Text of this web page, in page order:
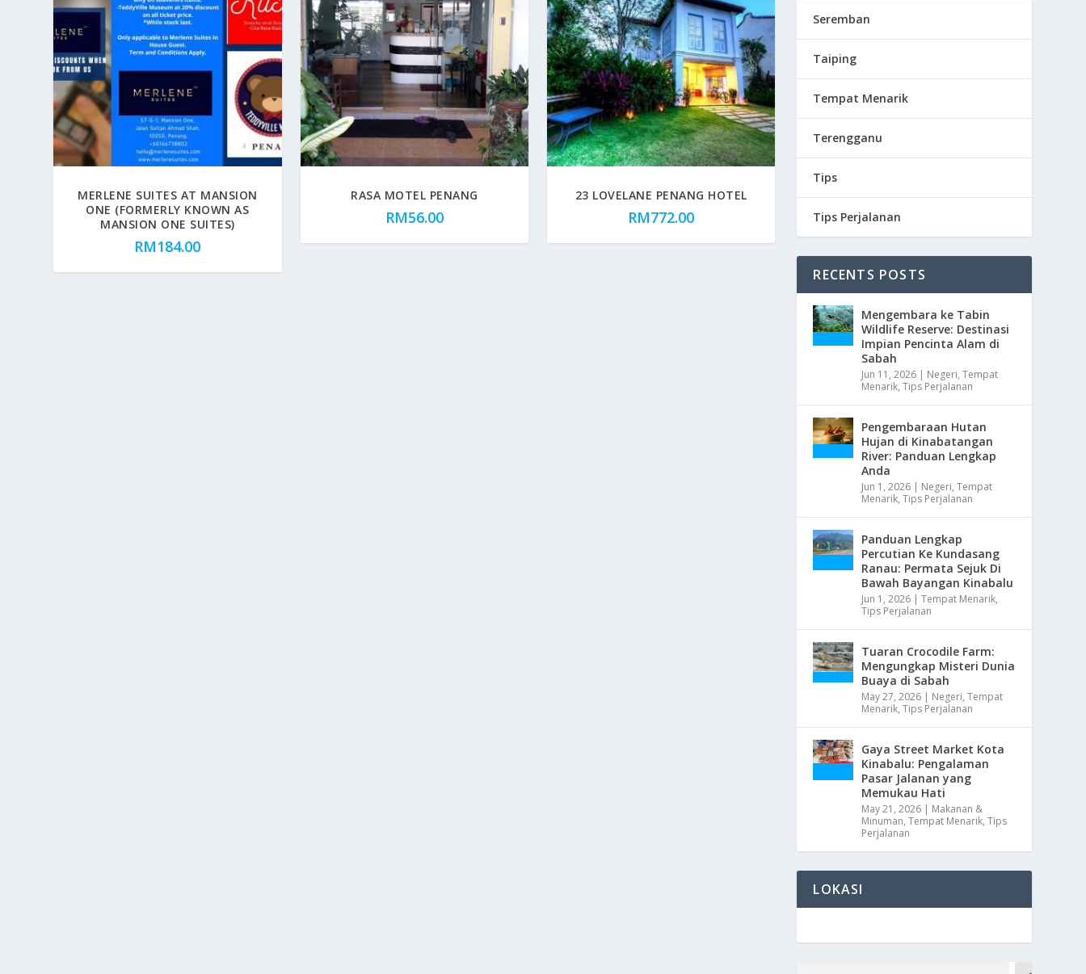
MERLENE SUITES AT MANSION
ONE (FORMERLY KNOWN AS
MANSION ONE SUITES)
RM184.00
RASA MOTEL PENANG
RM56.00
23 LOVELANE PENANG HOTEL
RM772.00
Seremban
Taiping
Tempat Menarik
Terengganu
Tips
Tips Perjalanan
RECENTS POSTS
Mengembara ke Tabin
Wildlife Reserve: Destinasi
Impian Pencinta Alam di
Sabah
Jun 11, 2026 | Negeri,Tempat
Menarik,Tips Perjalanan
Pengembaraan Hutan
Hujan di Kinabatangan
River: Panduan Lengkap
Anda
Jun 1, 2026 | Negeri,Tempat
Menarik,Tips Perjalanan
Panduan Lengkap
Percutian Ke Kundasang
Ranau: Permata Sejuk Di
Bawah Bayangan Kinabalu
Jun 1, 2026 |Tempat Menarik,
Tips Perjalanan
Tuaran Crocodile Farm:
Mengungkap Misteri Dunia
Buaya di Sabah
May 27, 2026 | Negeri,Tempat
Menarik,Tips Perjalanan
Gaya Street Market Kota
Kinabalu: Pengalaman
Pasar Jalanan yang
Memukau Hati
May 21, 2026 | Makanan &
Minuman,Tempat Menarik,Tips
Perjalanan
LOKASI